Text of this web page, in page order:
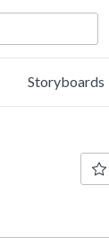
Storyboards